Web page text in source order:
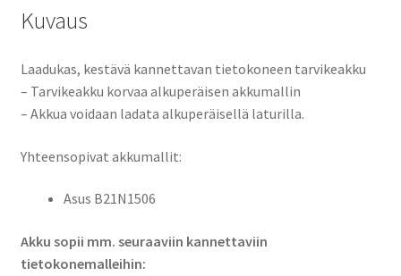
7,6V
4200mAh
/
Asus
B21N1506
Kuvaus
Laadukas, kestävä kannettavan tietokoneen tarvikeakku
– Tarvikeakku korvaa alkuperäisen akkumallin
– Akkua voidaan ladata alkuperäisellä laturilla.
Yhteensopivat akkumallit:
Asus B21N1506
Akku sopii mm. seuraaviin kannettaviin
tietokonemalleihin: